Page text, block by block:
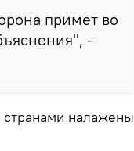
примет во
-
налажены